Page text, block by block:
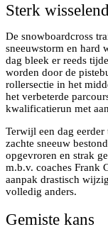
Sterk
De snowboardcross
sneeuwstorm en hard
dag bleek er reeds
worden door de
rollersectie in het
het verbeterde
kwalificatierun met
Terwijl een dag
zachte sneeuw
opgevroren en strak
m.b.v. coaches Frank
aanpak drastisch
volledig anders.
Gemiste kans